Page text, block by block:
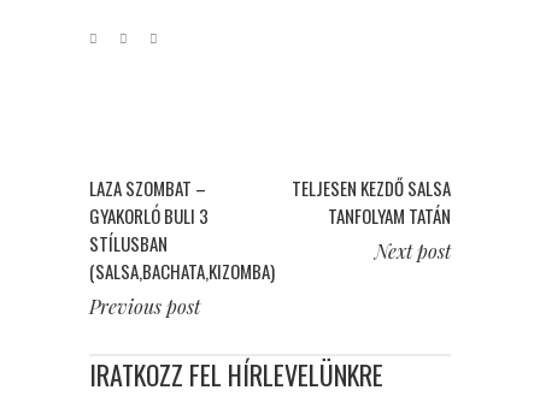
LAZA SZOMBAT –
GYAKORLÓ BULI 3
STÍLUSBAN
(SALSA,BACHATA,KIZOMBA)
Previous post
TELJESEN KEZDŐ SALSA
TANFOLYAM TATÁN
Next post
IRATKOZZ FEL HÍRLEVELÜNKRE